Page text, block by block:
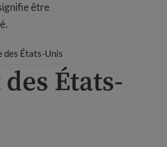
être
des États-Unis
États-